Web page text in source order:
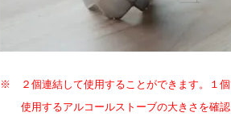
※ ２個連結して使用することができます。
１
使用するアルコールストーブの大きさを確認